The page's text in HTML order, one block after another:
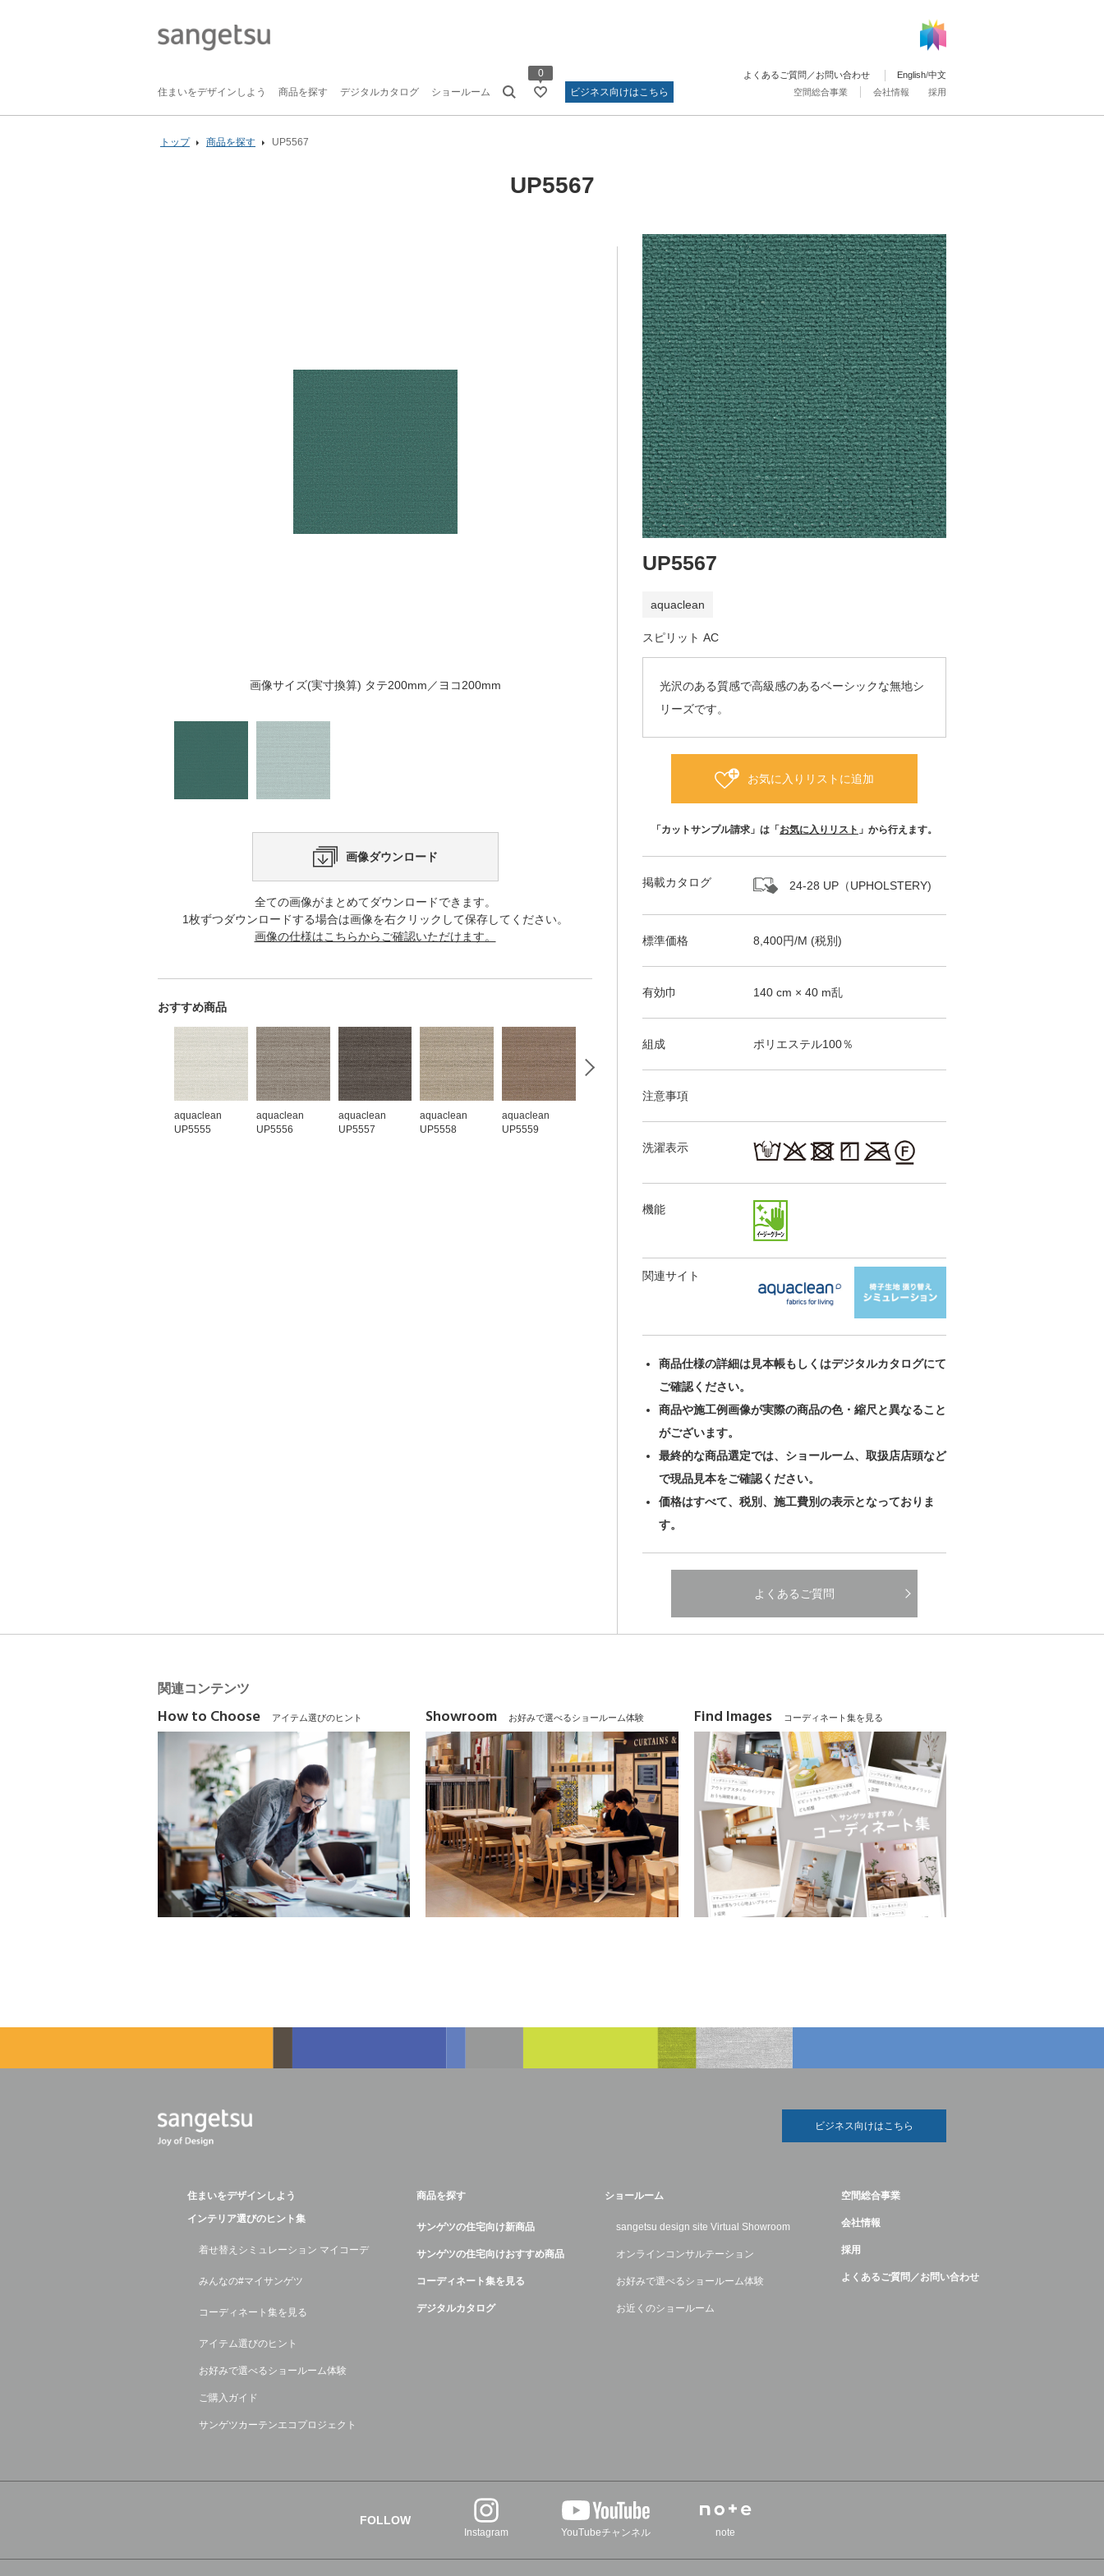
住まいをデザインしよう 商品を探す デジタルカタログ ショールーム
0
ビジネス向けはこちら
空間総合事業 会社情報 採用
よくあるご質問／お問い合わせ English/中文
トップ 商品を探す UP5567
UP5567
画像サイズ(実寸換算) タテ200mm／ヨコ200mm
画像ダウンロード
全ての画像がまとめてダウンロードできます。
1枚ずつダウンロードする場合は画像を右クリックして保存してください。
画像の仕様はこちらからご確認いただけます。
おすすめ商品
aquaclean
UP5555
aquaclean
UP5556
aquaclean
UP5557
aquaclean
UP5558
aquaclean
UP5559
UP5567
aquaclean
スピリット AC
光沢のある質感で高級感のあるベーシックな無地シ
リーズです。
お気に入りリストに追加
「カットサンプル請求」は「 お気に入りリスト 」から行えます。
掲載カタログ 24-28 UP（UPHOLSTERY)
標準価格 8,400円/M (税別)
有効巾 140 cm × 40 m乱
組成 ポリエステル100％
注意事項
洗濯表示
機能
関連サイト
商品仕様の詳細は見本帳もしくはデジタルカタログにて
ご確認ください。
商品や施工例画像が実際の商品の色・縮尺と異なること
がございます。
最終的な商品選定では、ショールーム、取扱店店頭など
で現品見本をご確認ください。
価格はすべて、税別、施工費別の表示となっておりま
す。
よくあるご質問
関連コンテンツ
How to Choose アイテム選びのヒント Showroom お好みで選べるショールーム体験 Find Images コーディネート集を見る
ビジネス向けはこちら
住まいをデザインしよう
インテリア選びのヒント集
着せ替えシミュレーション マイコーデ
みんなの#マイサンゲツ
コーディネート集を見る
アイテム選びのヒント
お好みで選べるショールーム体験
ご購入ガイド
サンゲツカーテンエコプロジェクト
商品を探す
サンゲツの住宅向け新商品
サンゲツの住宅向けおすすめ商品
コーディネート集を見る
デジタルカタログ
ショールーム
sangetsu design site Virtual Showroom
オンラインコンサルテーション
お好みで選べるショールーム体験
お近くのショールーム
空間総合事業
会社情報
採用
よくあるご質問／お問い合わせ
FOLLOW
Instagram YouTubeチャンネル note